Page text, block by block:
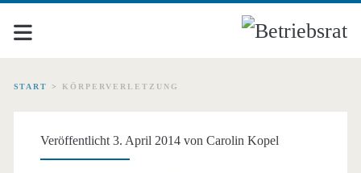
START > KÖRPERVERLETZUNG
Schlagwort:
Veröffentlicht 3. April 2014 von Carolin Kopel